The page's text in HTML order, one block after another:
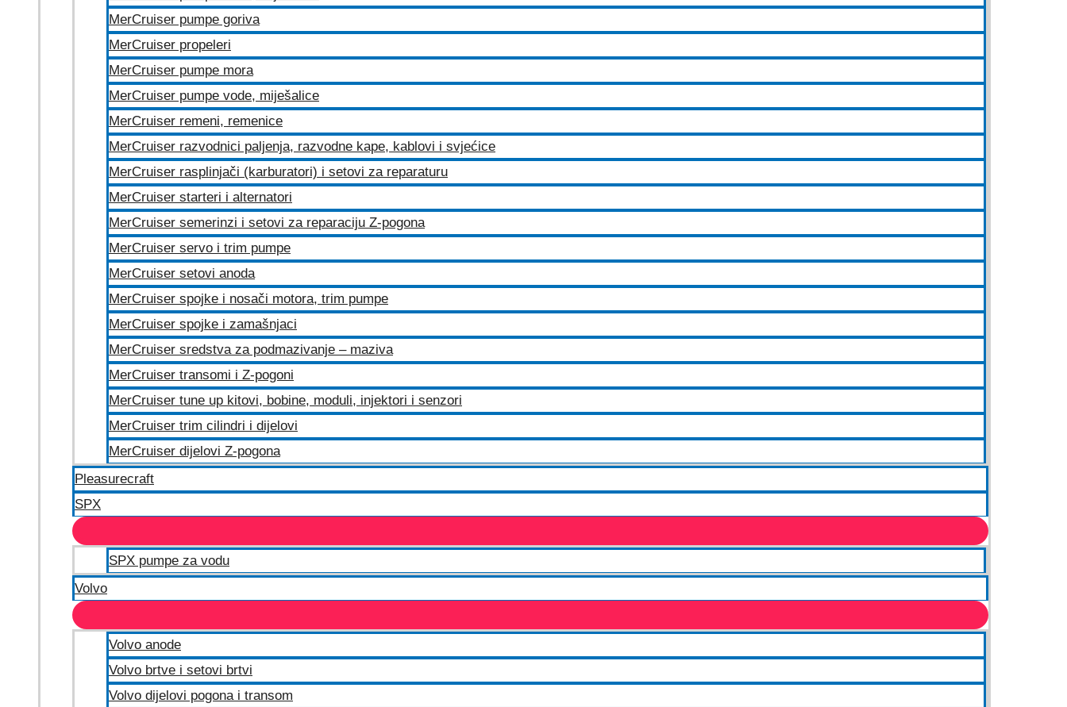
MerCruiser pumpe goriva
MerCruiser propeleri
MerCruiser pumpe mora
MerCruiser pumpe vode, miješalice
MerCruiser remeni, remenice
MerCruiser razvodnici paljenja, razvodne kape, kablovi i svjećice
MerCruiser rasplinjači (karburatori) i setovi za reparaturu
MerCruiser starteri i alternatori
MerCruiser semerinzi i setovi za reparaciju Z-pogona
MerCruiser servo i trim pumpe
MerCruiser setovi anoda
MerCruiser spojke i nosači motora, trim pumpe
MerCruiser spojke i zamašnjaci
MerCruiser sredstva za podmazivanje – maziva
MerCruiser transomi i Z-pogoni
MerCruiser tune up kitovi, bobine, moduli, injektori i senzori
MerCruiser trim cilindri i dijelovi
MerCruiser dijelovi Z-pogona
Pleasurecraft
SPX
SPX pumpe za vodu
Volvo
Volvo anode
Volvo brtve i setovi brtvi
Volvo dijelovi pogona i transom